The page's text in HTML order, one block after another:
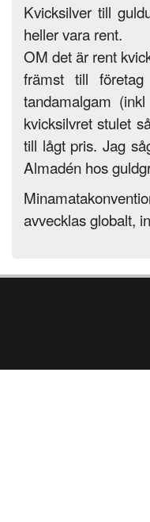
Kvicksilver till
heller vara rent.
OM det är rent
främst till
tandamalgam
kvicksilvret stulet
till lågt pris. Jag
Almadén hos
avvecklas globalt,